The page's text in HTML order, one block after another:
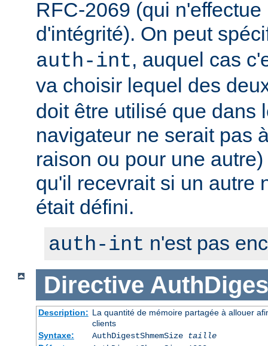
RFC-2069 (qui
d'intégrité). On peut
auth-int, auquel cas
va choisir lequel des
doit être utilisé que dans
navigateur ne serait pas
raison ou pour une
qu'il recevrait si un autre
était défini.
auth-int n'est pas
Directive
Description: La quantité de mémoire partagée à allouer
clients
Syntaxe:
AuthDigestShmemSize
taille